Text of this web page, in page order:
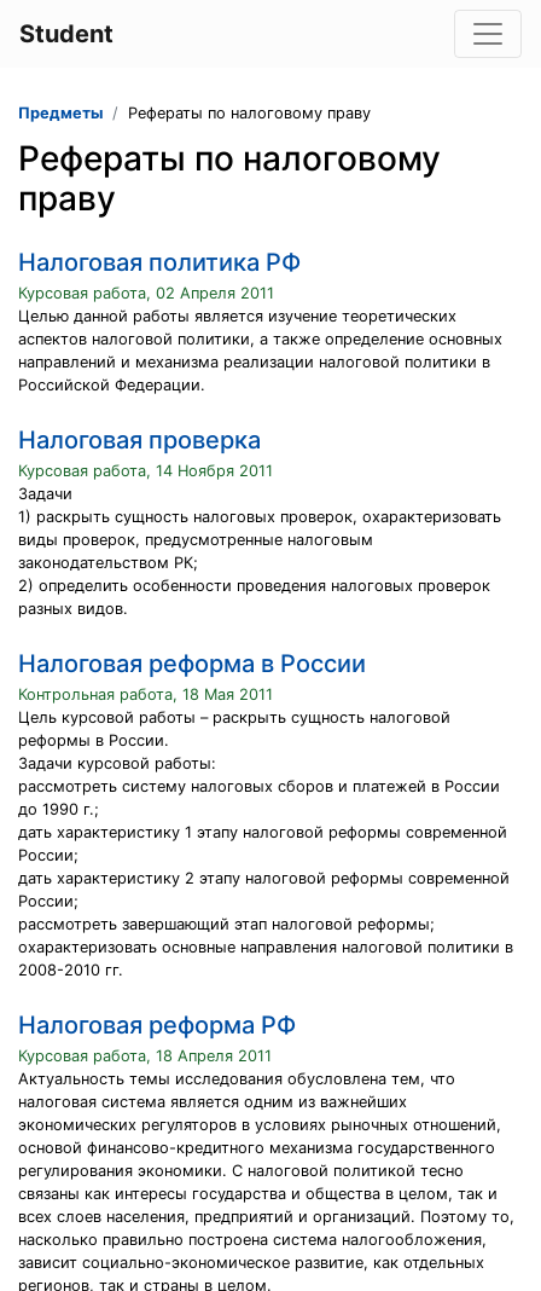
Student
Предметы Рефераты по налоговому праву
Рефераты по налоговому
праву
Налоговая политика РФ
Курсовая работа, 02 Апреля 2011
Целью данной работы является изучение теоретических
аспектов налоговой политики, а также определение основных
направлений и механизма реализации налоговой политики в
Российской Федерации.
Налоговая проверка
Курсовая работа, 14 Ноября 2011
Задачи
1) раскрыть сущность налоговых проверок, охарактеризовать
виды проверок, предусмотренные налоговым
законодательством РК;
2) определить особенности проведения налоговых проверок
разных видов.
Налоговая реформа в России
Контрольная работа, 18 Мая 2011
Цель курсовой работы – раскрыть сущность налоговой
реформы в России.
Задачи курсовой работы:
рассмотреть систему налоговых сборов и платежей в России
до 1990 г.;
дать характеристику 1 этапу налоговой реформы современной
России;
дать характеристику 2 этапу налоговой реформы современной
России;
рассмотреть завершающий этап налоговой реформы;
охарактеризовать основные направления налоговой политики в
2008-2010 гг.
Налоговая реформа РФ
Курсовая работа, 18 Апреля 2011
Актуальность темы исследования обусловлена тем, что
налоговая система является одним из важнейших
экономических регуляторов в условиях рыночных отношений,
основой финансово-кредитного механизма государственного
регулирования экономики. С налоговой политикой тесно
связаны как интересы государства и общества в целом, так и
всех слоев населения, предприятий и организаций. Поэтому то,
насколько правильно построена система налогообложения,
зависит социально-экономическое развитие, как отдельных
регионов, так и страны в целом.